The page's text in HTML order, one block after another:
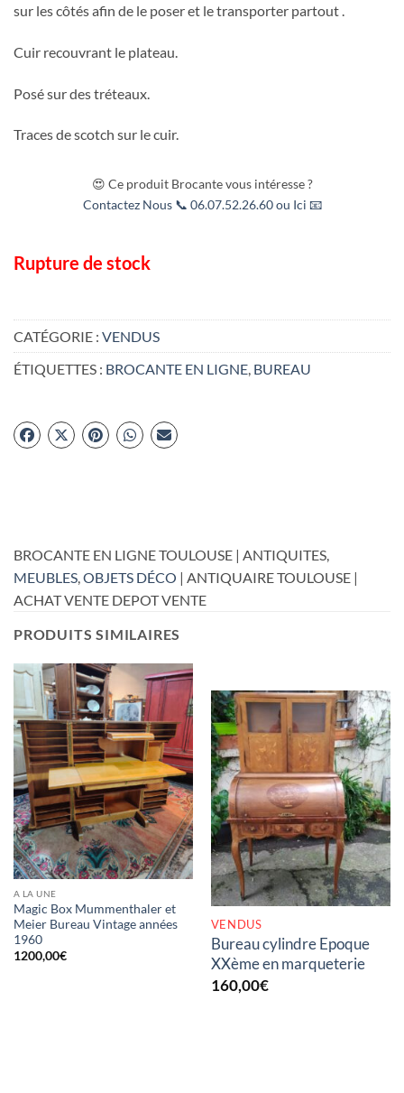
sur les côtés afin de le poser et le transporter partout .
Cuir recouvrant le plateau.
Posé sur des tréteaux.
Traces de scotch sur le cuir.
😍 Ce produit Brocante vous intéresse ?
Contactez Nous 📞 06.07.52.26.60 ou Ici 📧
Rupture de stock
CATÉGORIE : VENDUS
ÉTIQUETTES : BROCANTE EN LIGNE, BUREAU
BROCANTE EN LIGNE TOULOUSE | ANTIQUITES,
MEUBLES OBJETS DÉCO | ANTIQUAIRE TOULOUSE |
ACHAT VENTE DEPOT VENTE
PRODUITS SIMILAIRES
A LA UNE
Magic Box Mummenthaler et
Meier Bureau Vintage années
1960
1200,00€
RUPTURE DE STOCK
VENDUS
Bureau cylindre Epoque
XXème en marqueterie
160,00€